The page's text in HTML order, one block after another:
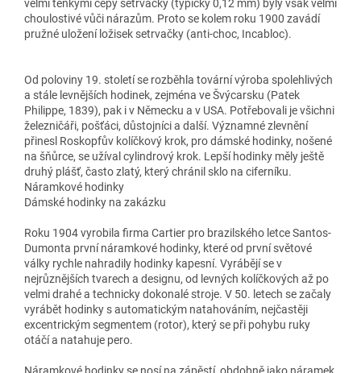
velmi tenkými čepy setrvačky (typicky 0,12 mm) byly však velmi
choulostivé vůči nárazům. Proto se kolem roku 1900 zavádí
pružné uložení ložisek setrvačky (anti-choc, Incabloc).
Od poloviny 19. století se rozběhla tovární výroba spolehlivých
a stále levnějších hodinek, zejména ve Švýcarsku (Patek
Philippe, 1839), pak i v Německu a v USA. Potřebovali je všichni
železničáři, pošťáci, důstojníci a další. Významné zlevnění
přinesl Roskopfův kolíčkový krok, pro dámské hodinky, nošené
na šňůrce, se užíval cylindrový krok. Lepší hodinky měly ještě
druhý plášť, často zlatý, který chránil sklo na ciferníku.
Náramkové hodinky
Dámské hodinky na zakázku
Roku 1904 vyrobila firma Cartier pro brazilského letce Santos-
Dumonta první náramkové hodinky, které od první světové
války rychle nahradily hodinky kapesní. Vyrábějí se v
nejrůznějších tvarech a designu, od levných kolíčkových až po
velmi drahé a technicky dokonalé stroje. V 50. letech se začaly
vyrábět hodinky s automatickým natahováním, nejčastěji
excentrickým segmentem (rotor), který se při pohybu ruky
otáčí a natahuje pero.